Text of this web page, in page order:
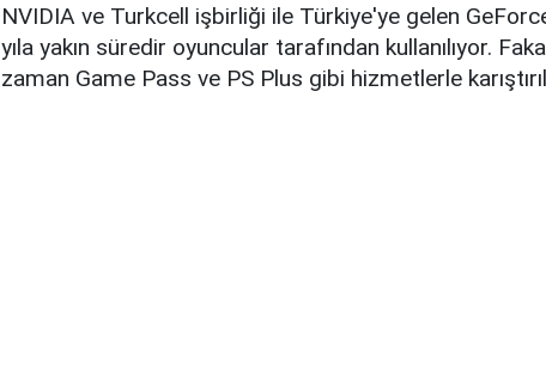
NVIDIA ve Turkcell işbirliği ile Türkiye'ye gelen
yıla yakın süredir oyuncular tarafından kullanılıyor.
zaman Game Pass ve PS Plus gibi hizmetlerle